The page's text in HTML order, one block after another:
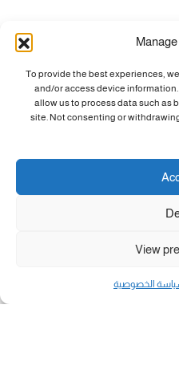
To provide the best experiences,
and/or access device
allow us to process data such as
site. Not consenting or
View
الخصوصية